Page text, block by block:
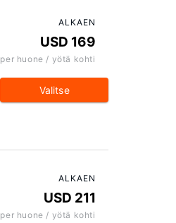
ALKAEN
USD 169
per huone / yötä kohti
Valitse
ALKAEN
USD 211
per huone / yötä kohti